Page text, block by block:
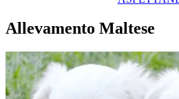
Allevamento Maltese